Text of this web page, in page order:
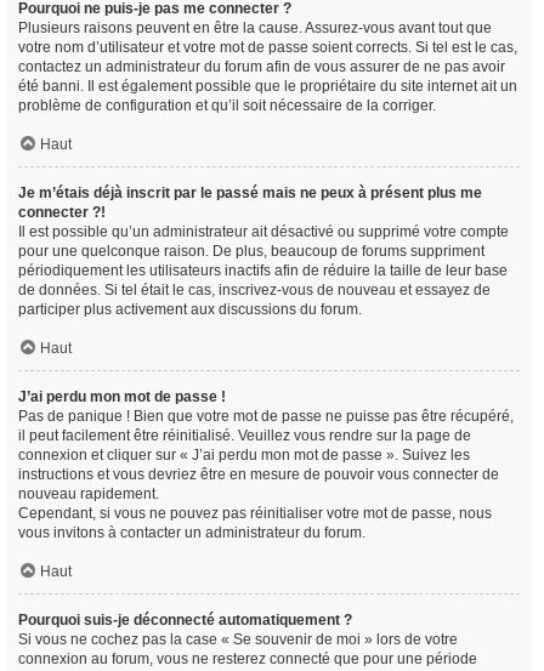
Pourquoi ne puis-je pas me connecter ?
Plusieurs raisons peuvent en être la cause. Assurez-vous avant tout que
votre nom d’utilisateur et votre mot de passe soient corrects. Si tel est le cas,
contactez un administrateur du forum afin de vous assurer de ne pas avoir
été banni. Il est également possible que le propriétaire du site internet ait un
problème de configuration et qu’il soit nécessaire de la corriger.
Haut
Je m’étais déjà inscrit par le passé mais ne peux à présent plus me
connecter ?!
Il est possible qu’un administrateur ait désactivé ou supprimé votre compte
pour une quelconque raison. De plus, beaucoup de forums suppriment
périodiquement les utilisateurs inactifs afin de réduire la taille de leur base
de données. Si tel était le cas, inscrivez-vous de nouveau et essayez de
participer plus activement aux discussions du forum.
Haut
J’ai perdu mon mot de passe !
Pas de panique ! Bien que votre mot de passe ne puisse pas être récupéré,
il peut facilement être réinitialisé. Veuillez vous rendre sur la page de
connexion et cliquer sur « J’ai perdu mon mot de passe ». Suivez les
instructions et vous devriez être en mesure de pouvoir vous connecter de
nouveau rapidement.
Cependant, si vous ne pouvez pas réinitialiser votre mot de passe, nous
vous invitons à contacter un administrateur du forum.
Haut
Pourquoi suis-je déconnecté automatiquement ?
Si vous ne cochez pas la case « Se souvenir de moi » lors de votre
connexion au forum, vous ne resterez connecté que pour une période